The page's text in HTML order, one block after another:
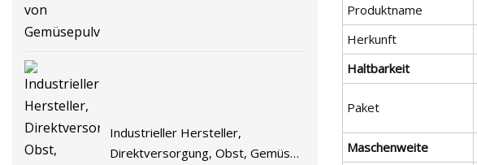
Industrieller Hersteller,
Direktversorgung, Obst, Gemüse,
Produktname
Herkunft
Haltbarkeit
Paket
Maschenweite